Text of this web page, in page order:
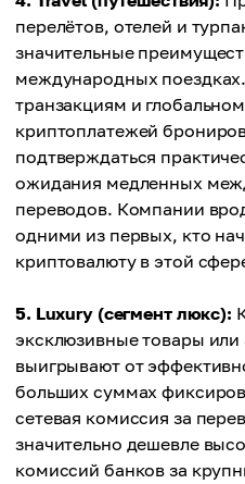
перелётов, отелей и
значительные
международных
транзакциям и
криптоплатежей
подтверждаться
ожидания медленных
переводов. Компании
одними из первых, кто
криптовалюту в этой
5. Luxury (сегмент люкс):
эксклюзивные товары
выигрывают от
больших суммах
сетевая комиссия за
значительно дешевле
комиссий банков за